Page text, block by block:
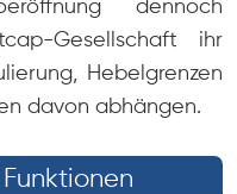
dennoch
Gesellschaft ihr
Hebelgrenzen
davon abhängen.